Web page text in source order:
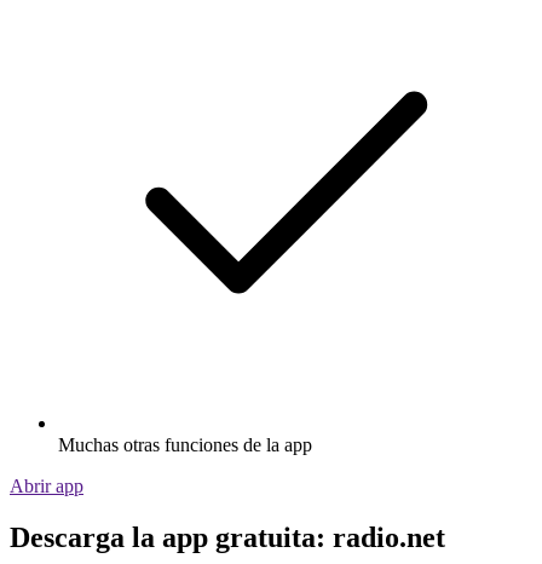
Muchas otras funciones de la app
Abrir app
Descarga la app gratuita: radio.net